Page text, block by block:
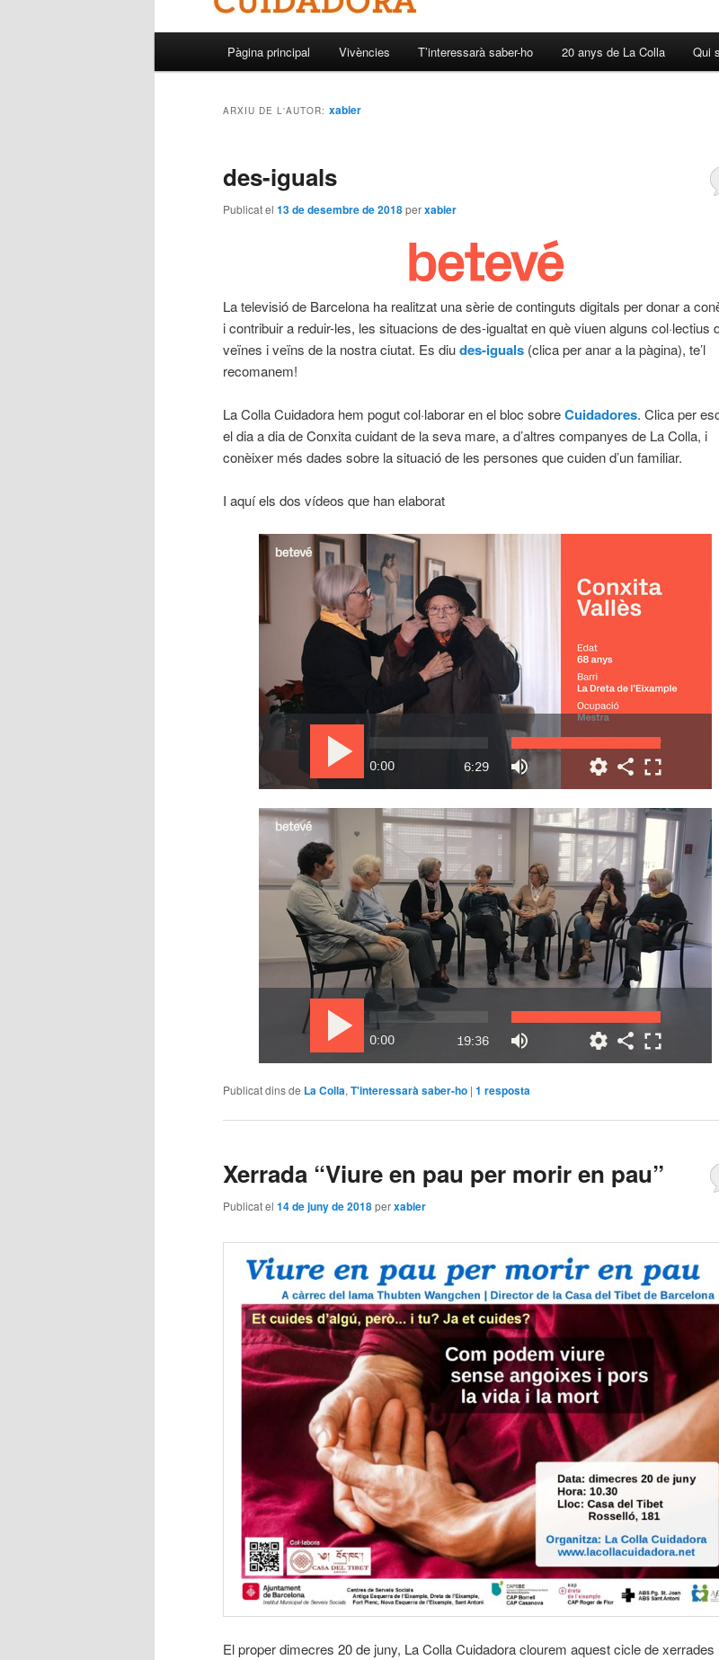
Pàgina principal Vivències T’interessarà saber-ho 20 anys de La Colla Qui
ARXIU DE L'AUTOR: xabier
des-iguals
Publicat el 13 de desembre de 2018perxabier
La televisió de Barcelona ha realitzat una sèrie de continguts digitals per donar a
i contribuir a reduir-les, les situacions de des-igualtat en què viuen alguns col·lectius
veïnes i veïns de la nostra ciutat. Es diudes-iguals (clica per anar a la pàgina), te’l
recomanem!
La Colla Cuidadora hem pogut col·laborar en el bloc sobreCuidadores. Clica per
el dia a dia de Conxita cuidant de la seva mare, a d’altres companyes de La Colla, i
conèixer més dades sobre la situació de les persones que cuiden d’un familiar.
I aquí els dos vídeos que han elaborat
Publicat dins de La Colla, T'interessarà saber-ho | 1 resposta
Xerrada “Viure en pau per morir en pau”
Publicat el 14 de juny de 2018perxabier
El proper dimecres 20 de juny, La Colla Cuidadora clourem aquest cicle de xerrades